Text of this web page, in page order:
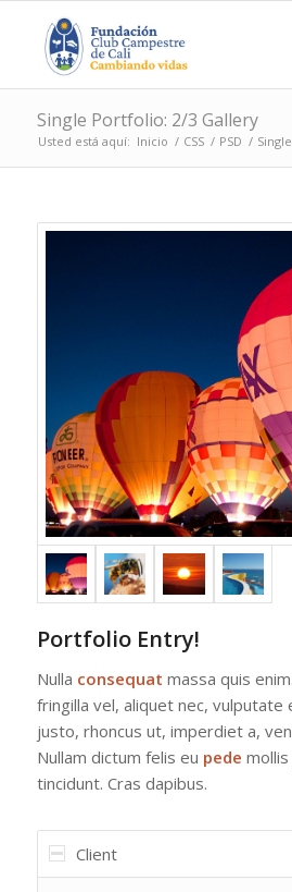
Single Portfolio: 2/3 Gallery
Usted está aquí: Inicio / CSS / PSD /
Portfolio Entry!
Nulla consequat massa quis
fringilla vel, aliquet nec, vulputate
justo, rhoncus ut, imperdiet a,
Nullam dictum felis eu pede
tincidunt. Cras dapibus.
Client